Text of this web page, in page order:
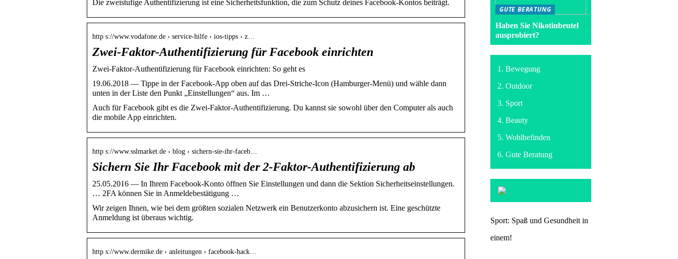
Die zweistufige Authentifizierung ist eine Sicherheitsfunktion, die zum Schutz deines Facebook-Kontos beiträgt.
http s://www.vodafone.de › service-hilfe › ios-tipps › z…
Zwei-Faktor-Authentifizierung für Facebook einrichten
Zwei-Faktor-Authentifizierung für Facebook einrichten: So geht es
19.06.2018 — Tippe in der Facebook-App oben auf das Drei-Striche-Icon (Hamburger-Menü) und wähle dann
unten in der Liste den Punkt „Einstellungen“ aus. Im …
Auch für Facebook gibt es die Zwei-Faktor-Authentifizierung. Du kannst sie sowohl über den Computer als auch
die mobile App einrichten.
http s://www.sslmarket.de › blog › sichern-sie-ihr-faceb…
Sichern Sie Ihr Facebook mit der 2-Faktor-Authentifizierung ab
25.05.2016 — In Ihrem Facebook-Konto öffnen Sie Einstellungen und dann die Sektion Sicherheitseinstellungen.
… 2FA können Sie in Anmeldebestätigung …
Wir zeigen Ihnen, wie bei dem größten sozialen Netzwerk ein Benutzerkonto abzusichern ist. Eine geschützte
Anmeldung ist überaus wichtig.
http s://www.dermike.de › anleitungen › facebook-hack…
GUTE BERATUNG
Haben Sie Nikotinbeutel
ausprobiert?
Bewegung
Outdoor
Sport
Beauty
Wohlbefinden
Gute Beratung
Sport: Spaß und Gesundheit in
einem!